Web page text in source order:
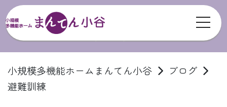
小規模多機能ホームまんてん小谷
ブログ
避難訓練